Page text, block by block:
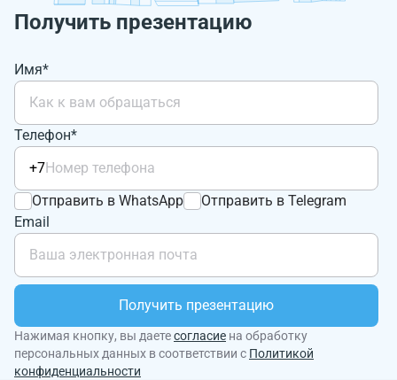
Получить презентацию
Имя*
Телефон*
+7
Отправить в WhatsApp
Отправить в Telegram
Email
Получить презентацию
Нажимая кнопку, вы даетесогласие на обработку
персональных данных в соответствии с Политикой
конфиденциальности